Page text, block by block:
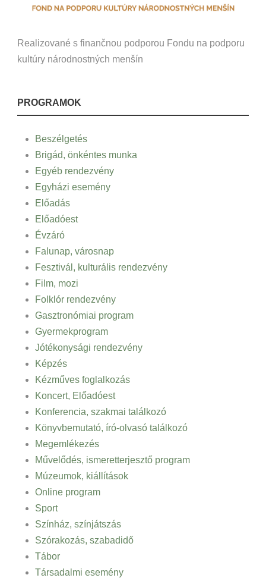
Realizované s finančnou podporou Fondu na podporu
kultúry národnostných menšín
PROGRAMOK
Beszélgetés
Brigád, önkéntes munka
Egyéb rendezvény
Egyházi esemény
Előadás
Előadóest
Évzáró
Falunap, városnap
Fesztivál, kulturális rendezvény
Film, mozi
Folklór rendezvény
Gasztronómiai program
Gyermekprogram
Jótékonysági rendezvény
Képzés
Kézműves foglalkozás
Koncert, Előadóest
Konferencia, szakmai találkozó
Könyvbemutató, író-olvasó találkozó
Megemlékezés
Művelődés, ismeretterjesztő program
Múzeumok, kiállítások
Online program
Sport
Színház, színjátszás
Szórakozás, szabadidő
Tábor
Társadalmi esemény